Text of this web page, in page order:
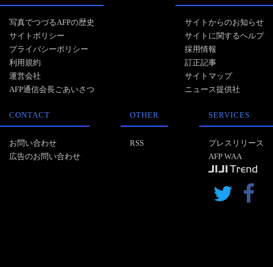
写真でつづるAFPの歴史
サイトポリシー
プライバシーポリシー
利用規約
運営会社
AFP通信会長ごあいさつ
サイトからのお知らせ
サイトに関するヘルプ
採用情報
訂正記事
サイトマップ
ニュース提供社
CONTACT
お問い合わせ
広告のお問い合わせ
OTHER
RSS
SERVICES
プレスリリース
AFP WAA